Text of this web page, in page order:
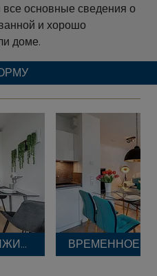
основные сведения о
и хорошо
доме.
ВАШ АГЕНТ ПО НЕДВИЖИМОСТИ ВРЕМЕННОЕ